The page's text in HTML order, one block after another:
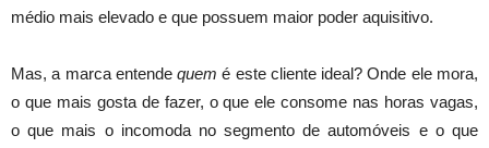
médio mais elevado e que possuem maior poder aquisitivo.
Mas, a marca entendequem é este cliente ideal? Onde ele mora,
o que mais gosta de fazer, o que ele consome nas horas vagas,
o que mais o incomoda no segmento de automóveis e o que